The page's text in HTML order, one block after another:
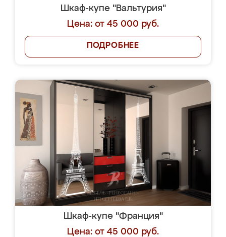
Шкаф-купе "Вальтурия"
Цена: от 45 000 руб.
ПОДРОБНЕЕ
Шкаф-купе "Франция"
Цена: от 45 000 руб.